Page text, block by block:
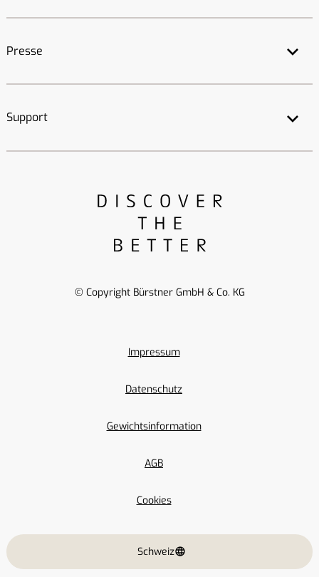
Presse
Support
Impressum
Datenschutz
Gewichtsinformation
AGB
Cookies
Schweiz
© Copyright Bürstner GmbH & Co. KG